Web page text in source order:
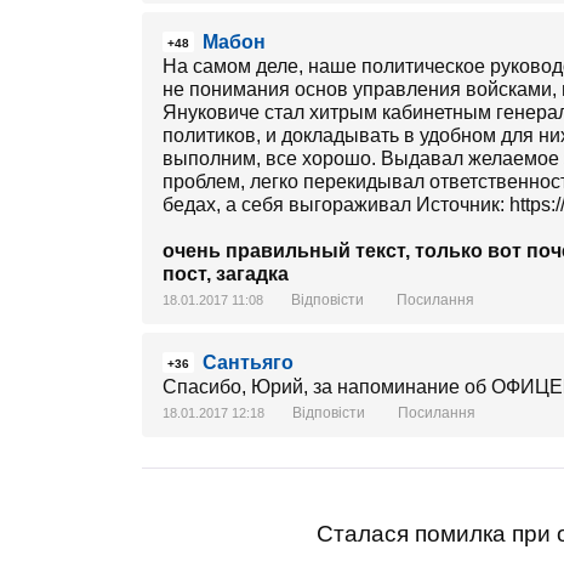
+48
Мабон
На самом деле, наше политическое
не понимания основ управления
Януковиче стал хитрым кабинетным
политиков, и докладывать в удобном для
выполним, все хорошо. Выдавал желаемое
проблем, легко перекидывал
бедах, а себя выгораживал Источник:
очень правильный текст, только вот
пост, загадка
18.01.2017 11:08 Відповісти Посилання
+36
Сантьяго
Спасибо, Юрий, за напоминание об
18.01.2017 12:18 Відповісти Посилання
Сталася помилка при